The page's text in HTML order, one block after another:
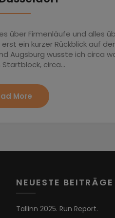
über Firmenläufe und alles
ein kurzer Rückblick auf
Augsburg wusste ich circa
circa…
More
NEUESTE BEITRÄGE
Tallinn 2025. Run Report.